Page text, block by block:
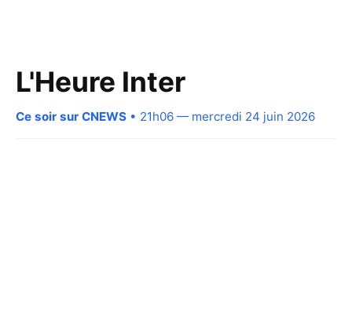
L'Heure Inter
Ce soir sur CNEWS • 21h06 — mercredi 24 juin 2026